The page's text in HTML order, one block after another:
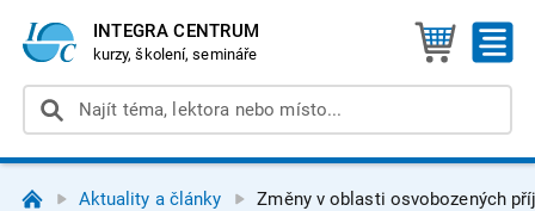
INTEGRA CENTRUM
kurzy, školení, semináře
Aktuality a články Změny v oblasti osvobozených